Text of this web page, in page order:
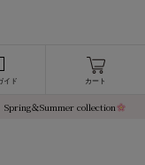
イド カート
＆Summer collection